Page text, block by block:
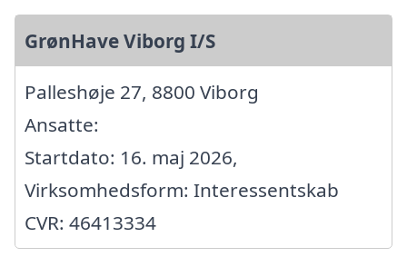
GrønHave Viborg I/S
Palleshøje 27, 8800 Viborg
Ansatte:
Startdato: 16. maj 2026,
Virksomhedsform: Interessentskab
CVR: 46413334